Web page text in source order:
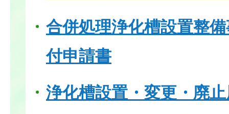
合併処理浄化槽設置整
付申請書
浄化槽設置・変更・廃